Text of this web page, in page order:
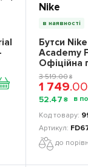
Nike
в наявності
Бутси
Academy
Офіційна
3 519.00 ₴
1 749.00
52.47 ₴
до